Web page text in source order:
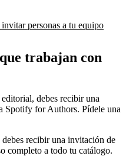
personas a tu equipo
trabajan con
debes recibir una
Spotify for Authors. Pídele una
recibir una invitación de
completo a todo tu catálogo.